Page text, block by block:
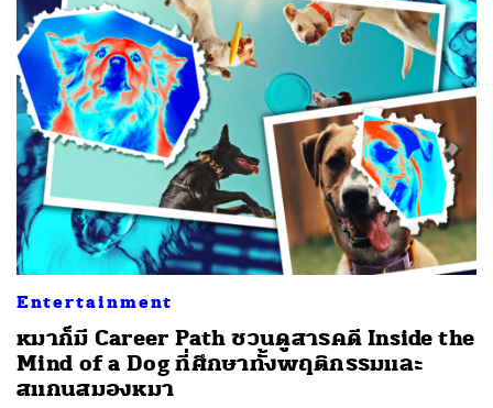
Entertainment
หมาก็มี Career Path ชวนดูสารคดี Inside the
Mind of a Dog ที่ศึกษาทั้งพฤติกรรมและ
สแกนสมองหมา